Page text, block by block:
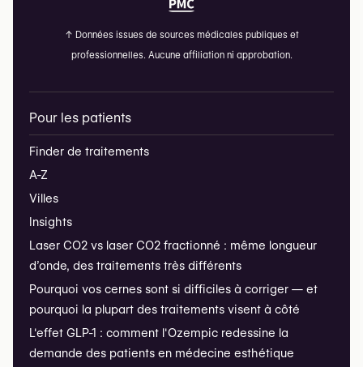
↑ Données issues de sources médicales publiques et
professionnelles. Aucune affiliation ni approbation.
Pour les patients
Finder de traitements
A-Z
Villes
Insights
Laser CO2 vs laser CO2 fractionné : même longueur
d’onde, des traitements très différents
Pourquoi vos cernes sont si difficiles à corriger — et
pourquoi la plupart des traitements visent à côté
L'effet GLP-1 : comment l'Ozempic redessine la
demande des patients en médecine esthétique